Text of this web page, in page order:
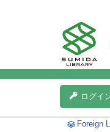
ログイ
Foreign